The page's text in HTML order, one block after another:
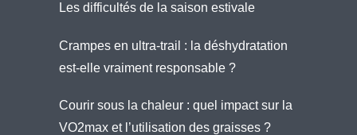
Les difficultés de la saison estivale
Crampes en ultra-trail : la déshydratation
est-elle vraiment responsable ?
Courir sous la chaleur : quel impact sur la
VO2max et l’utilisation des graisses ?